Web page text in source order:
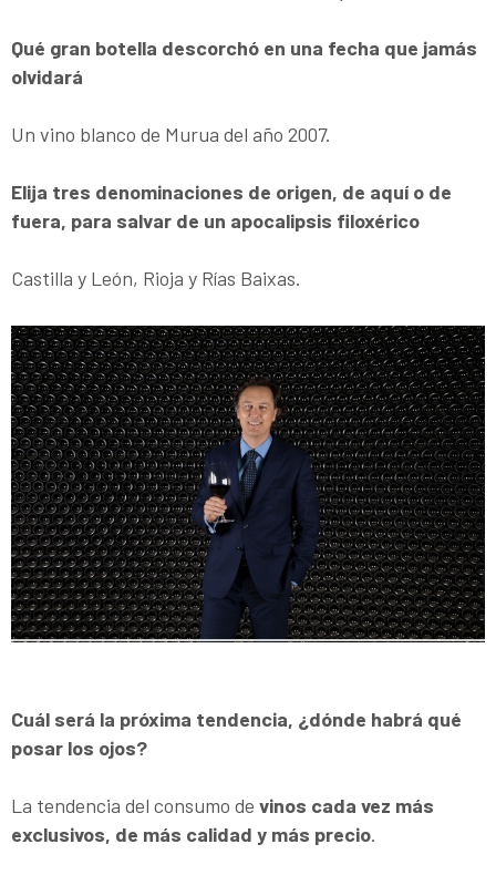
Qué gran botella descorchó en una fecha que jamás
olvidará
Un vino blanco de Murua del año 2007.
Elija tres denominaciones de origen, de aquí o de
fuera, para salvar de un apocalipsis filoxérico
Castilla y León, Rioja y Rías Baixas.
Cuál será la próxima tendencia, ¿dónde habrá qué
posar los ojos?
La tendencia del consumo de vinos cada vez más
exclusivos, de más calidad y más precio.